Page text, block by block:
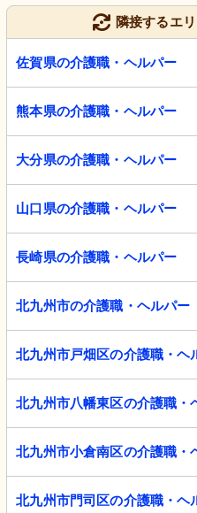
隣接するエ
佐賀県の介護職・ヘルパー
熊本県の介護職・ヘルパー
大分県の介護職・ヘルパー
山口県の介護職・ヘルパー
長崎県の介護職・ヘルパー
北九州市の介護職・ヘルパー
北九州市戸畑区の介護職・ヘ
北九州市八幡東区の介護職・
北九州市小倉南区の介護職・
北九州市門司区の介護職・ヘ